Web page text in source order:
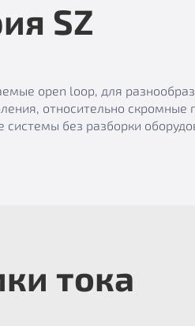
SZ
open loop, для
относительно скромные
без разборки
тока